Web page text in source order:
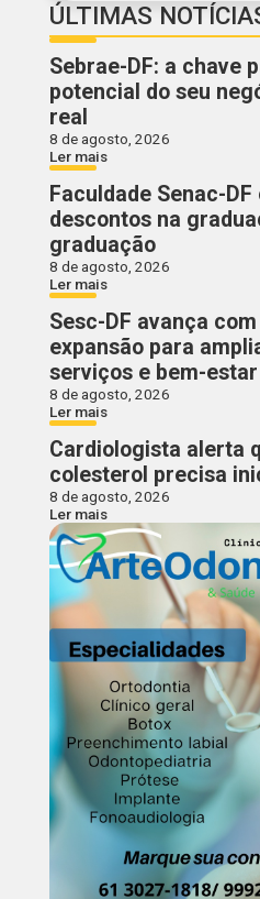
ÚLTIMAS
Sebrae-DF: a chave
potencial do seu
real
8 de agosto, 2026
Ler mais
Faculdade Senac-
descontos na
graduação
8 de agosto, 2026
Ler mais
Sesc-DF avança
expansão para
serviços e bem-estar
8 de agosto, 2026
Ler mais
Cardiologista alerta
colesterol precisa
8 de agosto, 2026
Ler mais